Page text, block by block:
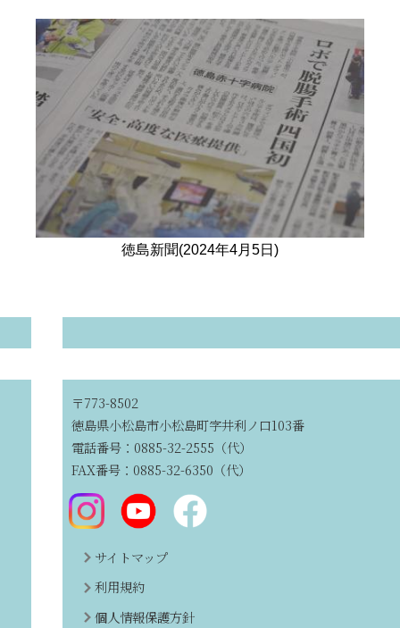
徳島新聞(2024年4月5日)
〒773-8502
徳島県小松島市小松島町字井利ノ口103番
電話番号：0885-32-2555（代）
FAX番号：0885-32-6350（代）
サイトマップ
利用規約
個人情報保護方針